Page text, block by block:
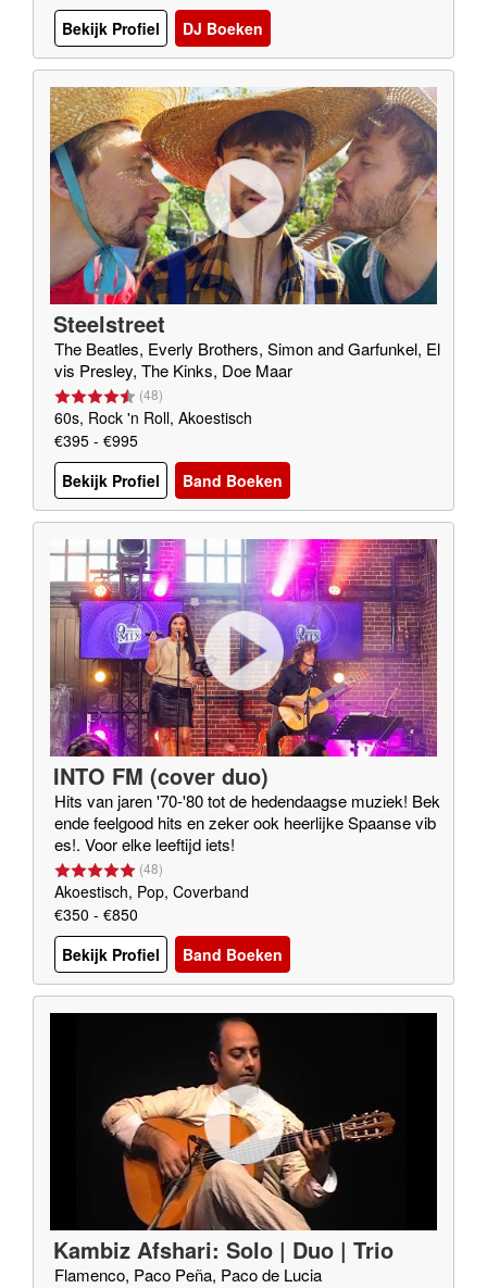
Bekijk Profiel
DJ Boeken
Steelstreet
The Beatles, Everly Brothers, Simon and Garfunkel, El
vis Presley, The Kinks, Doe Maar
(48)
60s, Rock 'n Roll, Akoestisch
€395 - €995
Bekijk Profiel
Band Boeken
INTO FM (cover duo)
Hits van jaren '70-'80 tot de hedendaagse muziek! Bek
ende feelgood hits en zeker ook heerlijke Spaanse vib
es!. Voor elke leeftijd iets!
(48)
Akoestisch, Pop, Coverband
€350 - €850
Bekijk Profiel
Band Boeken
Kambiz Afshari: Solo | Duo | Trio
Flamenco, Paco Peña, Paco de Lucia